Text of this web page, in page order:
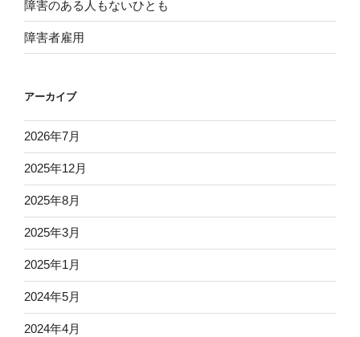
障害のある人もないひとも
障害者雇用
アーカイブ
2026年7月
2025年12月
2025年8月
2025年3月
2025年1月
2024年5月
2024年4月